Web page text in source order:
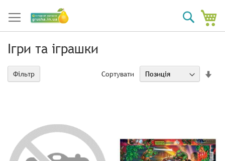
Пошук
Ігри та іграшки
Сортувати
Фільтр